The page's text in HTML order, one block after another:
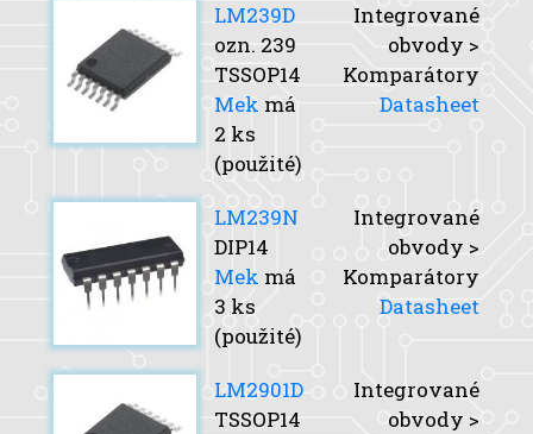
LM239D
ozn. 239
TSSOP14
Mek má
2 ks
(použité)
Integrované
obvody >
Komparátory
Datasheet
LM239N
DIP14
Mek má
3 ks
(použité)
Integrované
obvody >
Komparátory
Datasheet
LM2901D
TSSOP14
Integrované
obvody >